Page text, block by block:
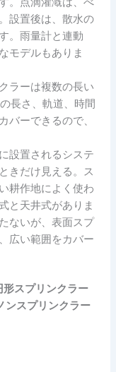
設置後は、散水の
。雨量計と連動
モデルもありま
ラーは複数の長い
長さ、軌道、時間
バーできるので、
設置されるシステ
きだけ見える。ス
耕作地によく使わ
と天井式がありま
ないが、表面スプ
広い範囲をカバー
形スプリンクラー
ンスプリンクラー